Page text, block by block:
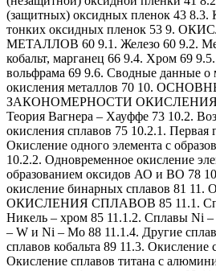
(защитных) оксидных пленок 43 8.3.
тонких оксидных пленок 53 9.
МЕТАЛЛОВ 60 9.1. Железо 60 9.2.
кобальт, марганец 66 9.4. Хром 69
вольфрама 69 9.6. Сводные данные о
окисления металлов 70 10.
ЗАКОНОМЕРНОСТИ ОКИСЛЕНИЯ
Теория Вагнера – Хауффе 73 10.2.
окисления сплавов 75 10.2.1. Первая
Окисление одного элемента с
10.2.2. Одновременное окисление
образованием оксидов АО и ВО 78
окисление бинарных сплавов 81
ОКИСЛЕНИЯ СПЛАВОВ 85 11.1.
Никель – хром 85 11.1.2. Сплавы Ni
– W и Ni – Mo 88 11.1.4. Другие
сплавов кобальта 89 11.3. Окисление
Окисление сплавов титана с